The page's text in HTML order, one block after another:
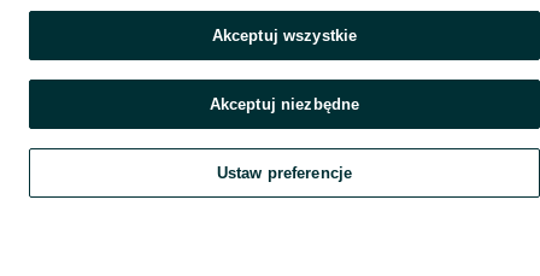
Szukaj Obserwujesz Dodaj Czat Konto
Akceptuj wszystkie
Akceptuj niezbędne
Ustaw preferencje